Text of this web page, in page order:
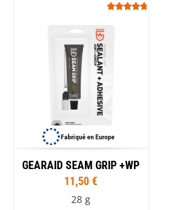
Fabriqué en Europe
GEARAID SEAM GRIP +WP
11,50 €
28 g